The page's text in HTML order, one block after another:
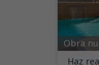
Obra
Haz